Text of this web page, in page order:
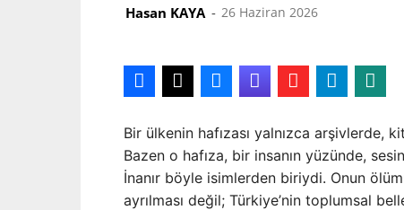
Hasan KAYA - 26 Haziran 2026
Bir ülkenin hafızası yalnızca arşivlerde,
Bazen o hafıza, bir insanın yüzünde,
İnanır böyle isimlerden biriydi. Onun
ayrılması değil; Türkiye’nin toplumsal